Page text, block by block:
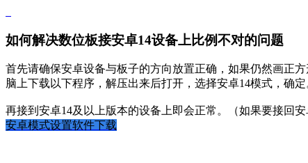
如何解决数位板接安卓14设备上比例不对的问题
首先请确保安卓设备与板子的方向放置正确，如果仍然画正
脑上下载以下程序，解压出来后打开，选择安卓14模式，确定
再接到安卓14及以上版本的设备上即会正常。（如果要接回
安卓模式设置软件下载